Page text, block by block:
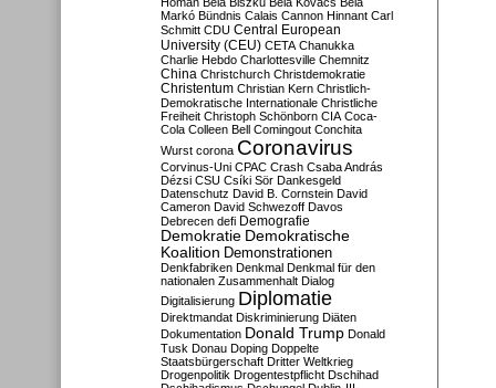
Markó Bündnis Calais Cannon Hinnant Carl
Schmitt CDU Central European
University (CEU) CETA Chanukka
Charlie Hebdo Charlottesville Chemnitz
China Christchurch Christdemokratie
Christentum Christian Kern Christlich-
Demokratische Internationale Christliche
Freiheit Christoph Schönborn CIA Coca-
Cola Colleen Bell Comingout Conchita
Wurst corona Coronavirus
Corvinus-Uni CPAC Crash Csaba András
Dézsi CSU Csíki Sör Dankesgeld
Datenschutz David B. Cornstein David
Cameron David Schwezoff Davos
Debrecen defi Demografie
Demokratie Demokratische
Koalition Demonstrationen
Denkfabriken Denkmal Denkmal für den
nationalen Zusammenhalt Dialog
Digitalisierung Diplomatie
Direktmandat Diskriminierung Diäten
Dokumentation Donald Trump Donald
Tusk Donau Doping Doppelte
Staatsbürgerschaft Dritter Weltkrieg
Drogenpolitik Drogentestpflicht Dschihad